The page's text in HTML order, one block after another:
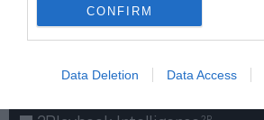
CONFIRM
Data Deletion Data Access
y eventos para Socios!​​​​​​​